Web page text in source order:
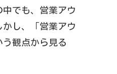
でも、営業アウ
し、「営業アウ
観点から見る